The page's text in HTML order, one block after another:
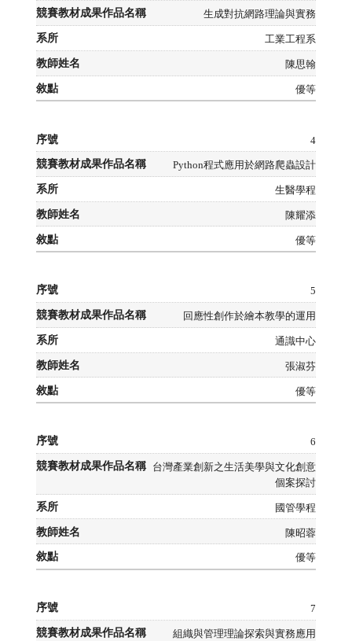
生成對抗網路理論與實務
工業工程系
陳思翰
優等
4
Python程式應用於網路爬蟲設計
生醫學程
陳耀添
優等
5
回應性創作於繪本教學的運用
通識中心
張淑芬
優等
6
台灣產業創新之生活美學與文化創意
個案探討
國管學程
陳昭蓉
優等
7
組織與管理理論探索與實務應用